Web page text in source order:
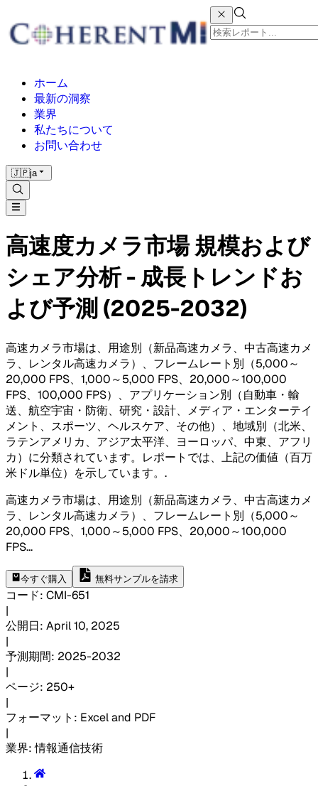
ホーム
最新の洞察
業界
私たちについて
お問い合わせ
🇯🇵ja
高速度カメラ市場 規模および
シェア分析 - 成長トレンドお
よび予測 (2025-2032)
高速カメラ市場は、用途別（新品高速カメラ、中古高速カメ
ラ、レンタル高速カメラ）、フレームレート別（5,000～
20,000 FPS、1,000～5,000 FPS、20,000～100,000
FPS、100,000 FPS）、アプリケーション別（自動車・輸
送、航空宇宙・防衛、研究・設計、メディア・エンターテイ
メント、スポーツ、ヘルスケア、その他）、地域別（北米、
ラテンアメリカ、アジア太平洋、ヨーロッパ、中東、アフリ
カ）に分類されています。レポートでは、上記の価値（百万
米ドル単位）を示しています。 .
高速カメラ市場は、用途別（新品高速カメラ、中古高速カメ
ラ、レンタル高速カメラ）、フレームレート別（5,000～
20,000 FPS、1,000～5,000 FPS、20,000～100,000
FPS...
今すぐ購入 無料サンプルを請求
コード: CMI-651
|
公開日: April 10, 2025
|
予測期間: 2025-2032
|
ページ: 250+
|
フォーマット : Excel and PDF
|
業界: 情報通信技術